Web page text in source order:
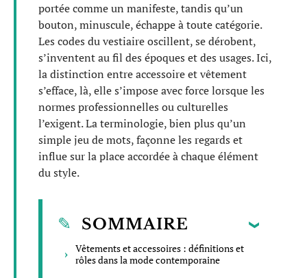
portée comme un manifeste, tandis qu’un
bouton, minuscule, échappe à toute catégorie.
Les codes du vestiaire oscillent, se dérobent,
s’inventent au fil des époques et des usages. Ici,
la distinction entre accessoire et vêtement
s’efface, là, elle s’impose avec force lorsque les
normes professionnelles ou culturelles
l’exigent. La terminologie, bien plus qu’un
simple jeu de mots, façonne les regards et
influe sur la place accordée à chaque élément
du style.
SOMMAIRE
Vêtements et accessoires : définitions et
rôles dans la mode contemporaine